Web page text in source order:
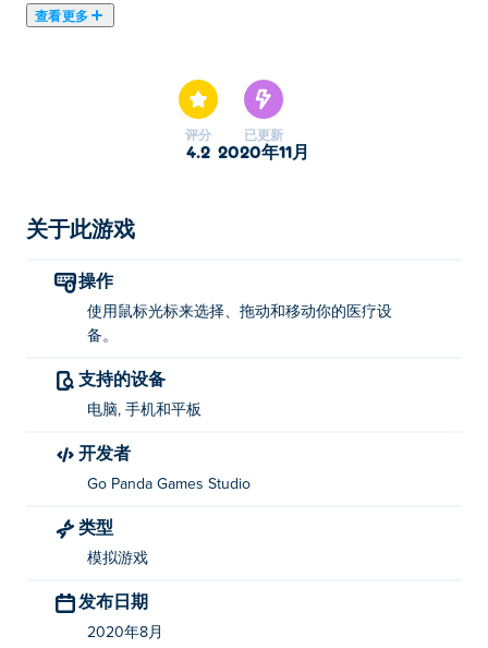
查看更多
评分
4.2
已更新
2020年11月
关于此游戏
操作
使用鼠标光标来选择、拖动和移动你的医疗设
备。
支持的设备
电脑, 手机和平板
开发者
Go Panda Games Studio
类型
模拟游戏
发布日期
2020年8月